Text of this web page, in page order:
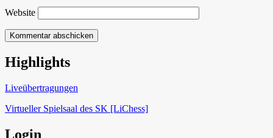
Website
Schach in Lauffen
Highlights
Liveübertragungen
Virtueller Spielsaal des SK [LiChess]
Login